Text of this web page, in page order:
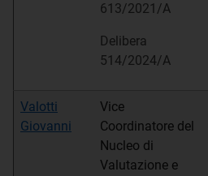
613/2021/A
Delibera
514/2024/A
Valotti
Giovanni
Vice
Coordinatore del
Nucleo di
Valutazione e